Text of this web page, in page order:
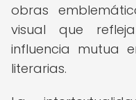
obras
visual que
influencia mutua
literarias.